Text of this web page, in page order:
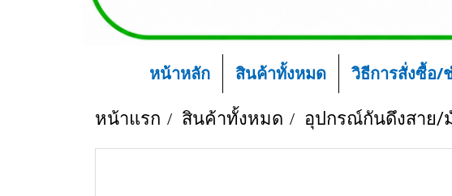
หน้าหลัก สินค้าทั้งหมด วิธีการสั่งซื้อ/
หน้าแรก สินค้าทั้งหมด อุปกรณ์กันดึงสาย/